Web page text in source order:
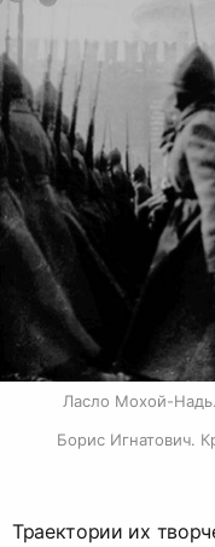
Ласло Мохой-
Борис Игнатович.
Траектории их